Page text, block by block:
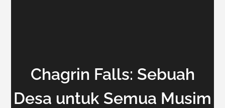
Chagrin Falls: Sebuah
Desa untuk Semua Musim